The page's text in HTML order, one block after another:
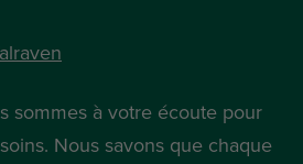
sommes à votre écoute pour
Nous savons que chaque